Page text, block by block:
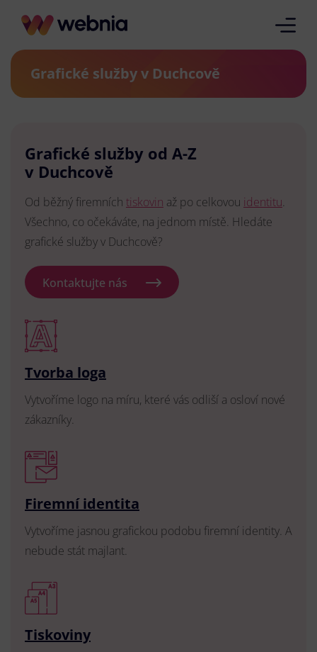
Grafické služby v Duchcově
Grafické služby od A-Z
v Duchcově
Od běžný firemních tiskovin až po celkovou identitu.
Všechno, co očekáváte, na jednom místě. Hledáte
grafické služby v Duchcově?
Kontaktujte nás
Tvorba loga
Vytvoříme logo na míru, které vás odliší a osloví nové
zákazníky.
Firemní identita
Vytvoříme jasnou grafickou podobu firemní identity. A
nebude stát majlant.
Tiskoviny